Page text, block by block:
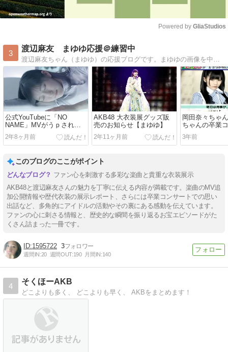
Powered by GliaStudios
3
渡辺麻友 まゆゆ応援＠練習中
公式YouTubeに「NO
NAME」MVがうｐされま
した！！【まゆゆ】
2年8ヶ月前
AKB48 大衣装展グッズ販
売のお知らせ【まゆゆ】
2年11ヶ月前
岡田奈々ちゃ
ちゃんの卒業
【まゆゆ】の
3年前
このブログのここがポイント
ファン心を刺激する多彩な楽曲と貴重な衣装展示
AKB48と渡辺麻友さんの魅力を丁寧に伝える内容が満載です。楽曲のMV追
加公開情報や歴代衣装の展示レポート、さらには卒業コンサートでの思い
出話など、多角的にアイドルの活動やその裏にある感動を伝えています。
ファンの心に刺さる情報と、歴史的な瞬間を振り返るお宝エピソードがた
くさん詰まった一冊です。
1595722 3
週間IN:20 週間OUT:190 月間IN:140
4
そくほーAKB
どこよりも多く、 どこよりも早く、 AKBをまとめます！